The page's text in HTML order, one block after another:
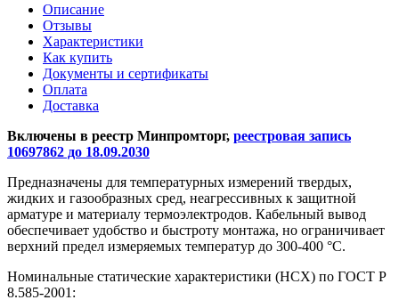
Описание
Отзывы
Характеристики
Как купить
Документы и сертификаты
Оплата
Доставка
Включены в реестр Минпромторг, реестровая запись
10697862 до 18.09.2030
Предназначены для температурных измерений твердых,
жидких и газообразных сред, неагрессивных к защитной
арматуре и материалу термоэлектродов. Кабельный вывод
обеспечивает удобство и быстроту монтажа, но ограничивает
верхний предел измеряемых температур до 300-400 °С.
Номинальные статические характеристики (НСХ) по ГОСТ Р
8.585-2001: